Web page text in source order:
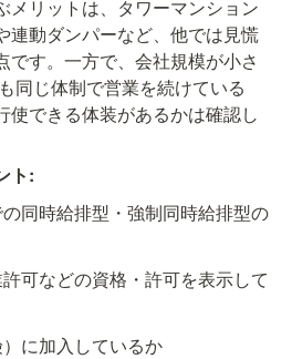
メリットは、タワーマンション
連動ダンパーなど、他では見慌
です。一方で、会社規模が小さ
同じ体制で営業を続けている
使できる体装があるかは確認し
ト:
同時給排型・強制同時給排型の
可などの資格・許可を表示して
に加入しているか